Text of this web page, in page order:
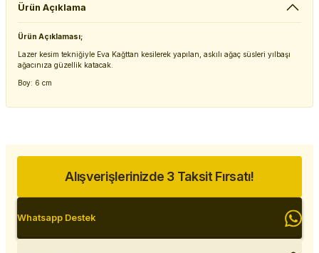
Ürün Açıklama
Ürün Açıklaması;
Lazer kesim tekniğiyle Eva Kağttan kesilerek yapılan, askılı ağaç süsleri yılbaşı
ağacınıza güzellik katacak.
Boy: 6 cm
Alışverişlerinizde 3 Taksit Fırsatı!
Whatsapp Destek